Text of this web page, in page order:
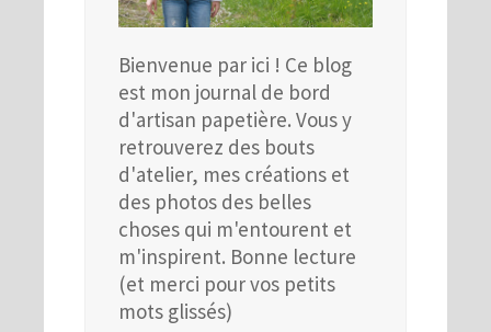
Bienvenue par ici ! Ce blog
est mon journal de bord
d'artisan papetière. Vous y
retrouverez des bouts
d'atelier, mes créations et
des photos des belles
choses qui m'entourent et
m'inspirent. Bonne lecture
(et merci pour vos petits
mots glissés)